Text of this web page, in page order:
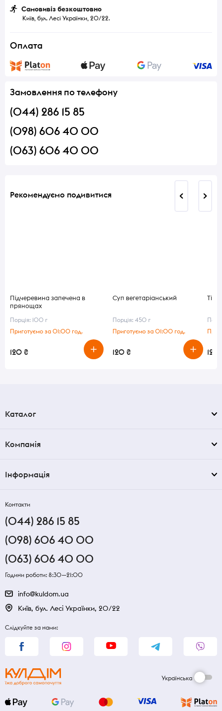
Самовивіз безкоштовно
Київ, бул. Лесі Українки, 20/22.
Оплата
Замовлення по телефону
(044) 286 15 85
(098) 606 40 00
(063) 606 40 00
Рекомендуємо подивитися
Підчеревина запечена в
прянощах
Порція: 100 г
Приготуємо за 01:00 год.
120 ₴
Суп вегетаріанський
Порція: 450 г
Приготуємо за 01:00 год.
120 ₴ 120
Каталог
Компанія
Інформація
Контакти
(044) 286 15 85
(098) 606 40 00
(063) 606 40 00
Години роботи: 8:30—21:00
info@kuldom.ua
Київ, бул. Лесі Українки, 20/22
Слідкуйте за нами:
Українська